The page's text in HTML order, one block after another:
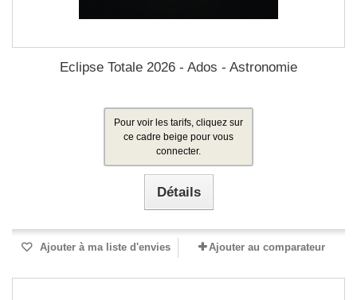
Eclipse Totale 2026 - Ados - Astronomie
Pour voir les tarifs, cliquez sur
ce cadre beige pour vous
connecter.
Détails
Ajouter à ma liste d'envies Ajouter au comparateur